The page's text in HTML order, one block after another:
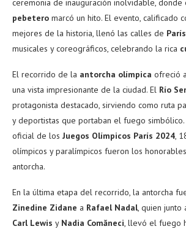
ceremonia de inauguración inolvidable,
pebetero marcó un hito. El evento, calificado
mejores de la historia, llenó las calles de París
musicales y coreográficos, celebrando la rica
El recorrido de la antorcha olímpica ofreció
una vista impresionante de la ciudad. El Río
protagonista destacado, sirviendo como ruta
y deportistas que portaban el fuego
oficial de los Juegos Olímpicos París 2024,
olímpicos y paralímpicos fueron los
antorcha.
En la última etapa del recorrido, la antorcha
Zinedine Zidane a Rafael Nadal, quien junto
Carl Lewis y Nadia Comăneci, llevó el fuego